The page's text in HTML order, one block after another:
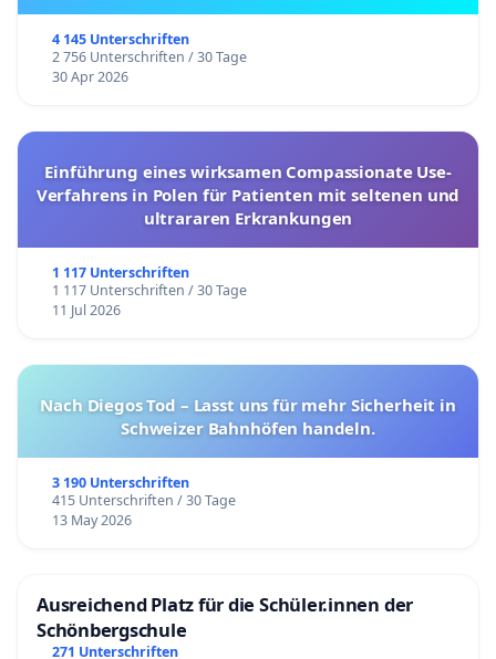
4 145 Unterschriften
2 756 Unterschriften / 30 Tage
30 Apr 2026
Einführung eines wirksamen Compassionate Use-
Verfahrens in Polen für Patienten mit seltenen und
ultrararen Erkrankungen
1 117 Unterschriften
1 117 Unterschriften / 30 Tage
11 Jul 2026
Nach Diegos Tod – Lasst uns für mehr Sicherheit in
Schweizer Bahnhöfen handeln.
3 190 Unterschriften
415 Unterschriften / 30 Tage
13 May 2026
Ausreichend Platz für die Schüler.innen der
Schönbergschule
271 Unterschriften